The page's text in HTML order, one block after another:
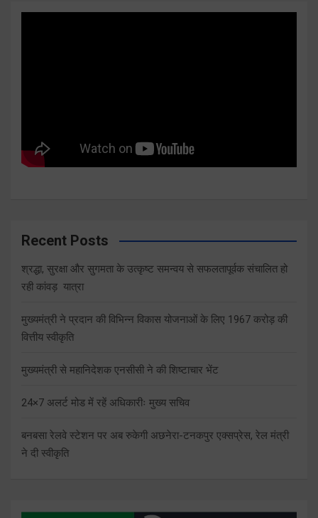
Recent Posts
श्रद्धा, सुरक्षा और सुगमता के उत्कृष्ट समन्वय से सफलतापूर्वक संचालित हो
रही कांवड़ यात्रा
मुख्यमंत्री ने प्रदान की विभिन्न विकास योजनाओं के लिए 1967 करोड़ की
वित्तीय स्वीकृति
मुख्यमंत्री से महानिदेशक एनसीसी ने की शिष्टाचार भेंट
24×7 अलर्ट मोड में रहें अधिकारीः मुख्य सचिव
बनबसा रेलवे स्टेशन पर अब रुकेगी अछनेरा-टनकपुर एक्सप्रेस, रेल मंत्री
ने दी स्वीकृति